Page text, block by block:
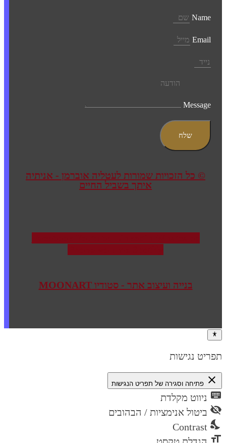
Name
Email
Message
שלח
© כל הזכויות שמורות לעטליה אוברמן - אניתיה
איתך בשביל החיים
בנייה ועיצוב אתר - סטודיו MOONART
תפריט נגישות
close פתיחה וסגירה של תפריט הנגישות
keyboard ניווט מקלדת
visibility_off ביטול אנימציות / הבהובים
nights_stay
Contrast
format_size